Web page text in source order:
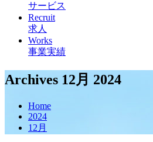
サービス
Recruit
求人
Works
事業実績
Archives 12月 2024
Home
2024
12月